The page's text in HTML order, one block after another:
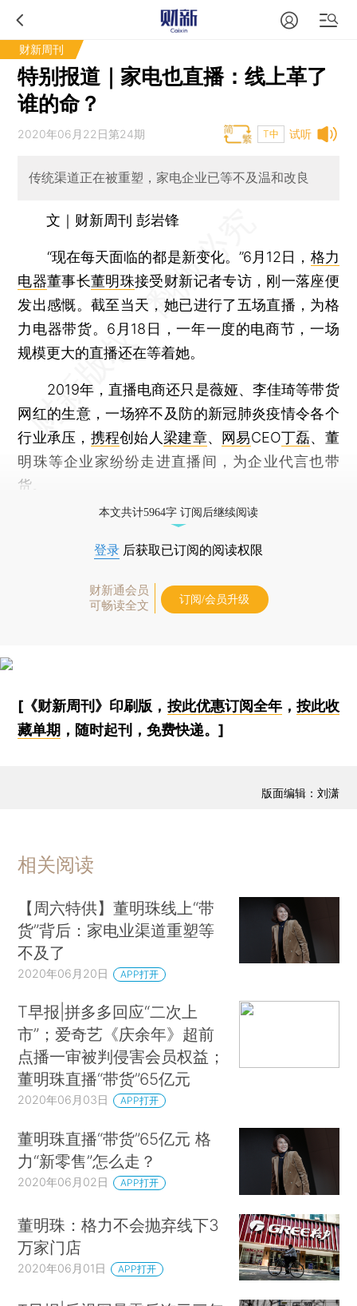
财新周刊
特别报道｜家电也直播：线上革了
谁的命？
试听
2020年06月22日第24期 T中
传统渠道正在被重塑，家电企业已等不及温和改良
文｜财新周刊 彭岩锋
“现在每天面临的都是新变化。”6月12日， 格力
电器董事长董明珠接受财新记者专访，刚一落座便
发出感慨。截至当天，她已进行了五场直播，为格
力电器带货。6月18日，一年一度的电商节，一场
规模更大的直播还在等着她。
2019年，直播电商还只是薇娅、李佳琦等带货
网红的生意，一场猝不及防的新冠肺炎疫情令各个
行业承压， 携程创始人梁建章、 网易CEO丁磊、董
明珠等企业家纷纷走进直播间，为企业代言也带
货。
本文共计5964字 订阅后继续阅读
登录 后获取已订阅的阅读权限
财新通会员
可畅读全文
订阅/会员升级
[《财新周刊》印刷版， 按此优惠订阅全年， 按此收
藏单期 ，随时起刊，免费快递。]
版面编辑：刘潇
相关阅读
【周六特供】董明珠线上“带
货”背后：家电业渠道重塑等
不及了
2020年06月20日 APP打开
T早报|拼多多回应“二次上
市”；爱奇艺《庆余年》超前
点播一审被判侵害会员权益；
董明珠直播“带货”65亿元
2020年06月03日 APP打开
董明珠直播“带货”65亿元 格
力“新零售”怎么走？
2020年06月02日 APP打开
董明珠：格力不会抛弃线下3
万家门店
2020年06月01日 APP打开